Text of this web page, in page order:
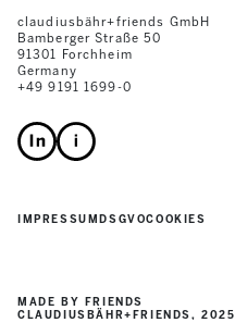
claudiusbähr+friends GmbH
Bamberger Straße 50
91301 Forchheim
Germany
+49 9191 1699-0
IMPRESSUM DSGVOCOOKIES
MADE BY FRIENDS
CLAUDIUSBÄHR+FRIENDS, 2025